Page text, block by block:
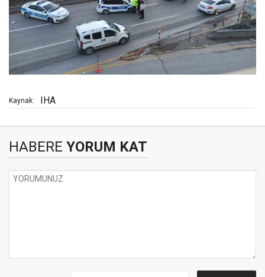
Kaynak: IHA
HABERE YORUM KAT